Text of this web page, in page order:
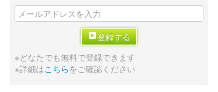
登録する
※どなたでも無料で登録できます
※詳細はこちらをご確認ください